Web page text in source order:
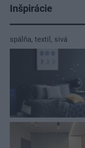
Inšpirácie
spálňa, textil , sivá